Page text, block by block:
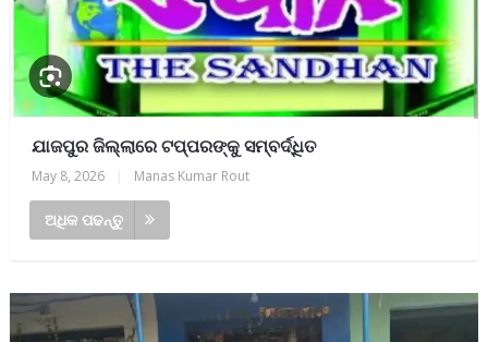
ଯାଜପୁର ଜିଲ୍ଲାରେ ଟପ୍ପରଙ୍କୁ ସମ୍ବର୍ଦ୍ଧିତ
May 8, 2026 Manas Kumar Rout
ଅଧିକ ପଢନ୍ତୁ